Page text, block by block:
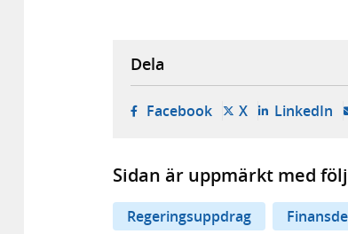
Dela
Facebook- öppnas i ny flik,
X- öppnas i ny
LinkedIn-
Sidan är uppmärkt med
Regeringsuppdrag